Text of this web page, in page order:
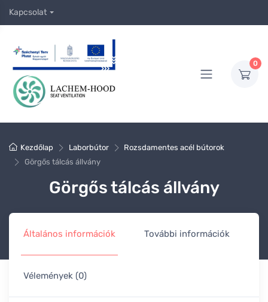
Kapcsolat
0
Kezdőlap Laborbútor
Rozsdamentes acél bútorok
Görgős tálcás állvány
Görgős tálcás állvány
Általános információk További információk
Vélemények (0)